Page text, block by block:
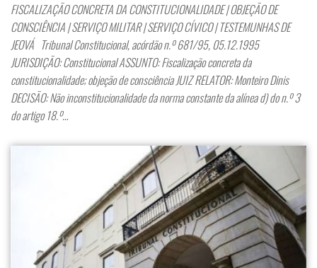
FISCALIZAÇÃO CONCRETA DA CONSTITUCIONALIDADE | OBJEÇÃO DE
CONSCIÊNCIA | SERVIÇO MILITAR | SERVIÇO CÍVICO | TESTEMUNHAS DE
JEOVÁ Tribunal Constitucional, acórdão n.º 681/95, 05.12.1995
JURISDIÇÃO: Constitucional ASSUNTO: Fiscalização concreta da
constitucionalidade; objeção de consciência JUIZ RELATOR: Monteiro Dinis
DECISÃO: Não inconstitucionalidade da norma constante da alínea d) do n.º 3
do artigo 18.º…